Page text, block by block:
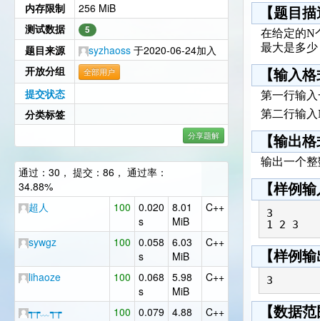
内存限制
256 MiB
测试数据
5
题目来源 syzhaoss 于2020-06-24加入
开放分组
全部用户
提交状态
分类标签
分享题解
通过：30， 提交：86， 通过率：
34.88%
超人
100 0.020
s
8.01
MiB
C++
sywgz 100 0.058
s
6.03
MiB
C++
lihaoze 100 0.068
s
5.98
MiB
C++
┭┮﹏┭┮ 100 0.079 4.88
C++
【题目
在给定的N
最大是多少
【输入
第一行输
第二行输
【输出
输出一个
【样例
3
【样例
【数据